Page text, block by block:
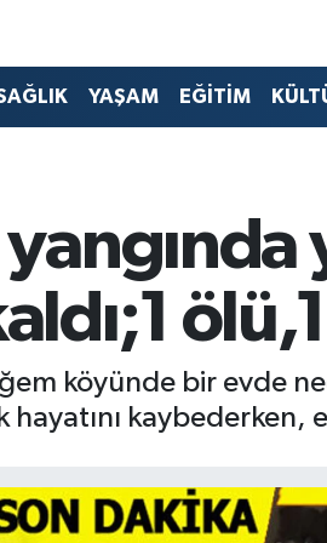
YAŞAM EĞİTİM
köyünde bir evde
kaybederken,